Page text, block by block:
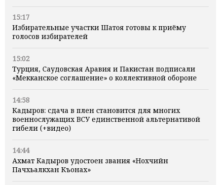
15:17
Избирательные участки Шатоя готовы к приёму
голосов избирателей
15:02
Турция, Саудовская Аравия и Пакистан подписали
«Мекканское соглашение» о коллективной обороне
14:58
Кадыров: сдача в плен становится для многих
военнослужащих ВСУ единственной альтернативой
гибели (+видео)
14:44
Ахмат Кадыров удостоен звания «Нохчийн
Пачхьалкхан Къонах»